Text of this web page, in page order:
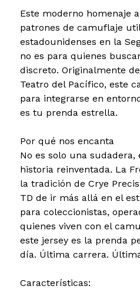
Este moderno homenaje
patrones de camuflaje
estadounidenses en la
no es para quienes
discreto. Originalmente
Teatro del Pacífico, este
para integrarse en
es tu prenda estrella.
Por qué nos encanta
No es solo una sudadera,
historia reinventada. La
la tradición de Crye
TD de ir más allá en el
para coleccionistas,
quienes viven con el
este jersey es la prenda
día. Última carrera.
Características: